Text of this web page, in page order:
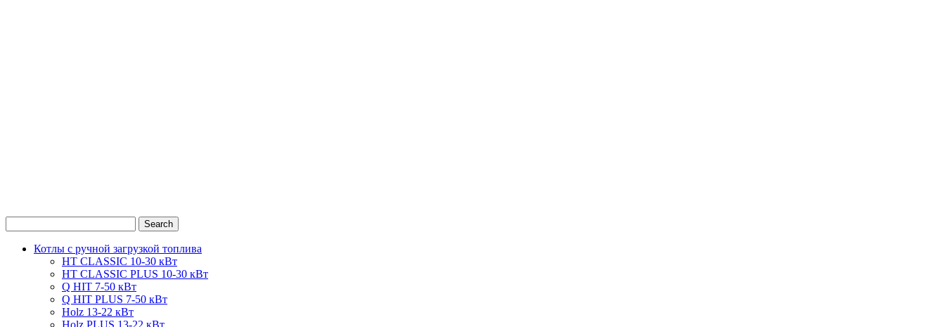
Котлы с ручной загрузкой топлива
HT CLASSIC 10-30 кВт
HT CLASSIC PLUS 10-30 кВт
Q HIT 7-50 кВт
Q HIT PLUS 7-50 кВт
Holz 13-22 кВт
Holz PLUS 13-22 кВт